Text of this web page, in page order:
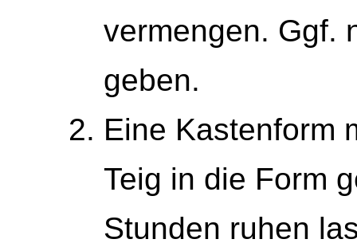
vermengen. Ggf.
geben.
Eine Kastenform
Teig in die Form
Stunden ruhen